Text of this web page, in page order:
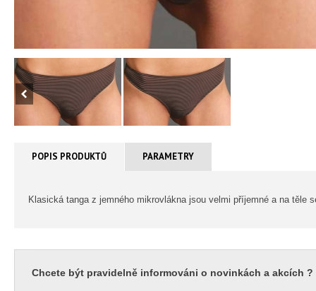
POPIS PRODUKTŮ PARAMETRY
Klasická tanga z jemného mikrovlákna jsou velmi příjemné a na těle
Chcete být pravidelně informováni o novinkách a akcích ?